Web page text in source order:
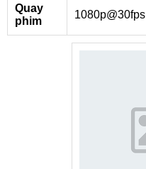
Quay
phim
1080p@30fps